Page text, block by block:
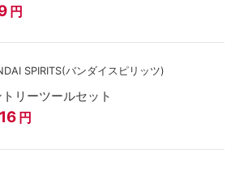
円
SPIRITS(バンダイスピリッツ)
リーツールセット
円